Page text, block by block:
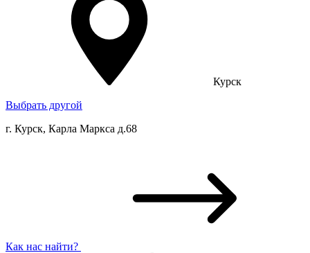
Курск
Выбрать другой
г. Курск, Карла Маркса д.68
Как нас найти?